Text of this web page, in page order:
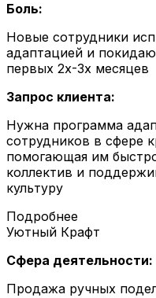
Боль:
Новые сотрудники
адаптацией и
первых 2х-3х месяцев
Запрос клиента:
Нужна программа
сотрудников в сфере
помогающая им
коллектив и
культуру
Подробнее
Уютный Крафт
Сфера деятельности:
Продажа ручных